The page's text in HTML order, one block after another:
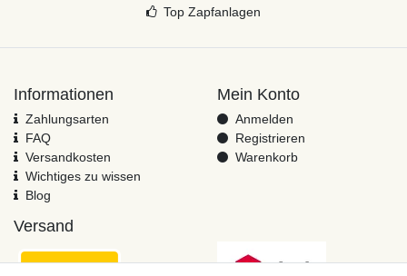
Top Zapfanlagen
Informationen
Zahlungsarten
FAQ
Versandkosten
Wichtiges zu wissen
Blog
Mein Konto
Anmelden
Registrieren
Warenkorb
Versand